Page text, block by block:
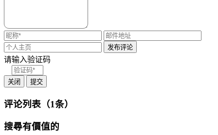
请输入验证码
关闭 提交
评论列表（1条）
搜尋有價值的